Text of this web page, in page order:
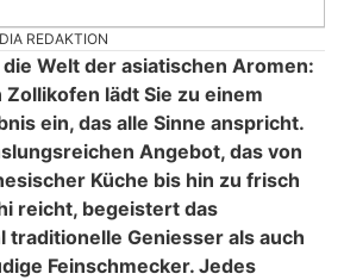
REDAKTION
Welt der asiatischen Aromen:
Zollikofen lädt Sie zu einem
ein, das alle Sinne anspricht.
Angebot, das von
Küche bis hin zu frisch
reicht, begeistert das
traditionelle Geniesser als auch
Feinschmecker. Jedes